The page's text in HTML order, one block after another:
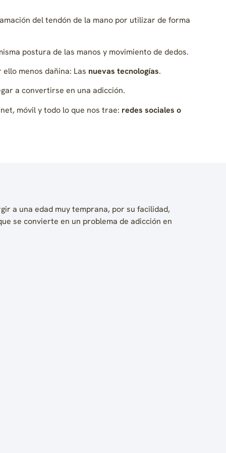
del tendón de la mano por utilizar de forma
postura de las manos y movimiento de dedos.
menos dañina: Las nuevas tecnologías.
a convertirse en una adicción.
móvil y todo lo que nos trae: redes sociales o
a una edad muy temprana, por su facilidad,
se convierte en un problema de adicción en